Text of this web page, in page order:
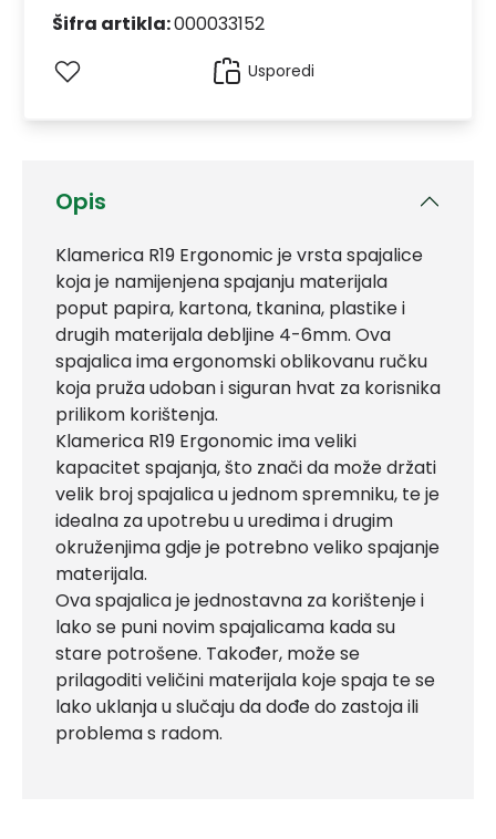
Opis
Klamerica R19 Ergonomic je vrsta spajalice
koja je namijenjena spajanju materijala
poput papira, kartona, tkanina, plastike i
drugih materijala debljine 4-6mm. Ova
spajalica ima ergonomski oblikovanu ručku
koja pruža udoban i siguran hvat za korisnika
prilikom korištenja.
Klamerica R19 Ergonomic ima veliki
kapacitet spajanja, što znači da može držati
velik broj spajalica u jednom spremniku, te je
idealna za upotrebu u uredima i drugim
okruženjima gdje je potrebno veliko spajanje
materijala.
Ova spajalica je jednostavna za korištenje i
lako se puni novim spajalicama kada su
stare potrošene. Također, može se
prilagoditi veličini materijala koje spaja te se
lako uklanja u slučaju da dođe do zastoja ili
problema s radom.
Šifra artikla:000033152
Usporedi